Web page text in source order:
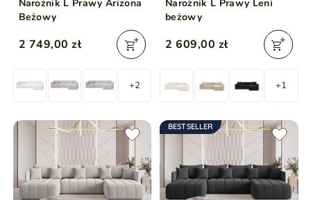
Narożnik L Prawy Arizona
Beżowy
2 749,00 zł
+2
Narożnik L Prawy Leni
beżowy
2 609,00 zł
+1
BESTSELLER